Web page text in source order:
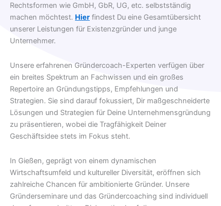
Rechtsformen wie GmbH, GbR, UG, etc. selbstständig
machen möchtest. Hier findest Du eine Gesamtübersicht
unserer Leistungen für Existenzgründer und junge
Unternehmer.
Unsere erfahrenen Gründercoach-Experten verfügen über
ein breites Spektrum an Fachwissen und ein großes
Repertoire an Gründungstipps, Empfehlungen und
Strategien. Sie sind darauf fokussiert, Dir maßgeschneiderte
Lösungen und Strategien für Deine Unternehmensgründung
zu präsentieren, wobei die Tragfähigkeit Deiner
Geschäftsidee stets im Fokus steht.
In Gießen, geprägt von einem dynamischen
Wirtschaftsumfeld und kultureller Diversität, eröffnen sich
zahlreiche Chancen für ambitionierte Gründer. Unsere
Gründerseminare und das Gründercoaching sind individuell